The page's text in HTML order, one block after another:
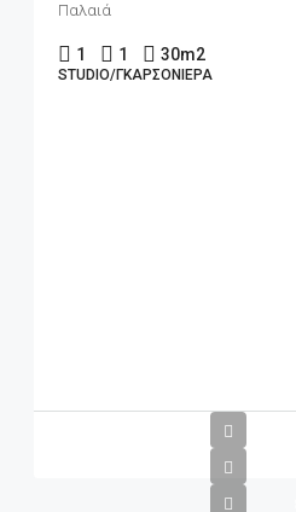
Παλαιά
1 1 30m2
STUDIO/ΓΚΑΡΣΟΝΙΈΡΑ